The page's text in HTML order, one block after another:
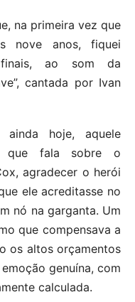
na primeira vez que
nove anos, fiquei
ao som da
cantada por Ivan
ainda hoje, aquele
que fala sobre o
agradecer o herói
ele acreditasse no
nó na garganta. Um
que compensava a
os altos orçamentos
genuína, com
calculada.